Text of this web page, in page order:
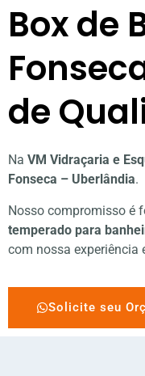
Box de
de
Na VM Vidraçaria e
Fonseca – Uberlândia.
Nosso compromisso é
temperado para
com nossa experiência
Solicite seu